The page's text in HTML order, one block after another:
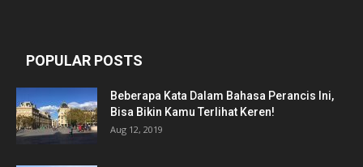
POPULAR POSTS
Beberapa Kata Dalam Bahasa Perancis Ini,
Bisa Bikin Kamu Terlihat Keren!
Aug 12, 2019